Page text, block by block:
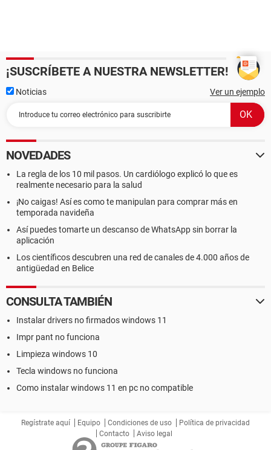
¡SUSCRÍBETE A NUESTRA NEWSLETTER!
Noticias Ver un ejemplo
NOVEDADES
La regla de los 10 mil pasos. Un cardiólogo explicó lo que es
realmente necesario para la salud
¡No caigas! Así es como te manipulan para comprar más en
temporada navideña
Así puedes tomarte un descanso de WhatsApp sin borrar la
aplicación
Los científicos descubren una red de canales de 4.000 años de
antigüedad en Belice
CONSULTA TAMBIÉN
Instalar drivers no firmados windows 11
Impr pant no funciona
Limpieza windows 10
Tecla windows no funciona
Como instalar windows 11 en pc no compatible
Regístrate aquí Equipo Condiciones de uso
Política de privacidad
Contacto
Aviso legal